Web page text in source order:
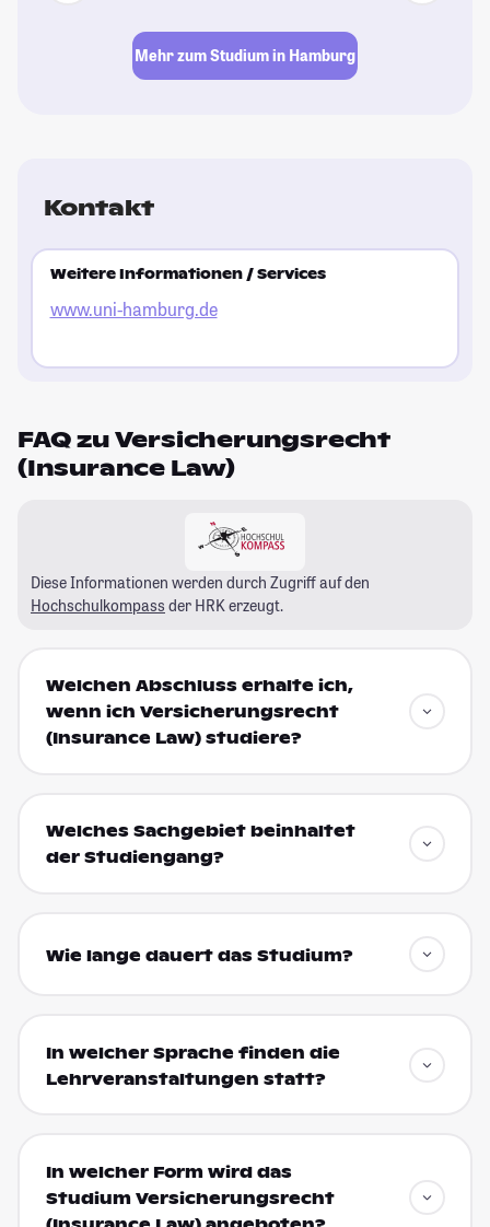
Mehr zum Studium in Hamburg
Kontakt
Weitere Informationen / Services
www.uni-hamburg.de
FAQ zu Versicherungsrecht
(Insurance Law)
Diese Informationen werden durch Zugriff auf den
Hochschulkompass der HRK erzeugt.
Welchen Abschluss erhalte ich,
wenn ich Versicherungsrecht
(Insurance Law) studiere?
Welches Sachgebiet beinhaltet
der Studiengang?
Wie lange dauert das Studium?
In welcher Sprache finden die
Lehrveranstaltungen statt?
In welcher Form wird das
Studium Versicherungsrecht